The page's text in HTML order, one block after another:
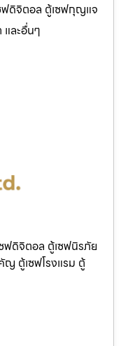
ฟดิจิตอล ตู้เซฟกุญแจ
และอื่นๆ
ฟดิจิตอล ตู้เซฟนิรภัย
ญ ตู้เซฟโรงแรม ตู้